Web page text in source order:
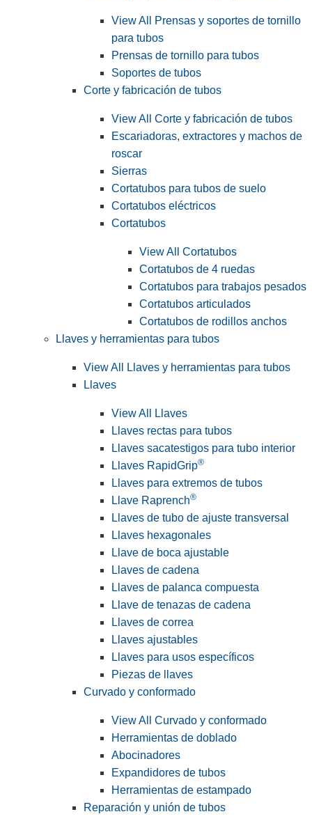
View All Prensas y soportes de tornillo
para tubos
Prensas de tornillo para tubos
Soportes de tubos
Corte y fabricación de tubos
View All Corte y fabricación de tubos
Escariadoras, extractores y machos de
roscar
Sierras
Cortatubos para tubos de suelo
Cortatubos eléctricos
Cortatubos
View All Cortatubos
Cortatubos de 4 ruedas
Cortatubos para trabajos pesados
Cortatubos articulados
Cortatubos de rodillos anchos
Llaves y herramientas para tubos
View All Llaves y herramientas para tubos
Llaves
View All Llaves
Llaves rectas para tubos
Llaves sacatestigos para tubo interior
Llaves RapidGrip®
Llaves para extremos de tubos
Llave Raprench®
Llaves de tubo de ajuste transversal
Llaves hexagonales
Llave de boca ajustable
Llaves de cadena
Llaves de palanca compuesta
Llave de tenazas de cadena
Llaves de correa
Llaves ajustables
Llaves para usos específicos
Piezas de llaves
Curvado y conformado
View All Curvado y conformado
Herramientas de doblado
Abocinadores
Expandidores de tubos
Herramientas de estampado
Reparación y unión de tubos